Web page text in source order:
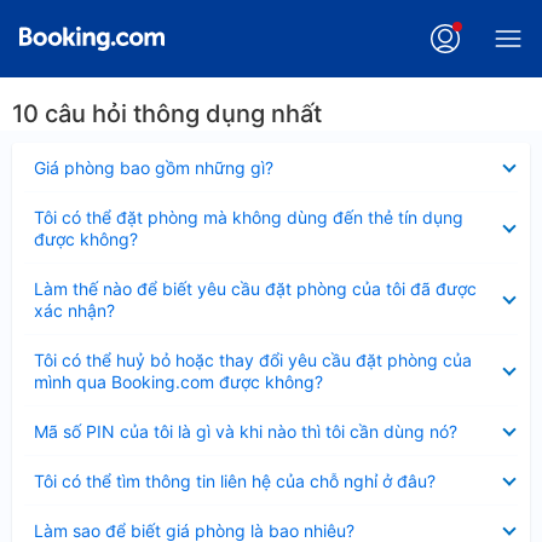
10 câu hỏi thông dụng nhất
Giá phòng bao gồm những gì?
thu
Tôi có thể đặt phòng mà không dùng đến thẻ tín dụng
được không?
thu
gọn
Làm thế nào để biết yêu cầu đặt phòng của tôi đã được
xác nhận?
thu
gọn
Tôi có thể huỷ bỏ hoặc thay đổi yêu cầu đặt phòng của
mình qua Booking.com được không?
thu
gọn
Mã số PIN của tôi là gì và khi nào thì tôi cần dùng nó?
thu
Tôi có thể tìm thông tin liên hệ của chỗ nghỉ ở đâu?
thu
Làm sao để biết giá phòng là bao nhiêu?
thu